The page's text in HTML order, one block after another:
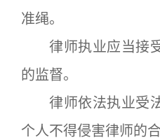
准绳。
律师执业应当接受
的监督。
律师依法执业受法
个人不得侵害律师的合